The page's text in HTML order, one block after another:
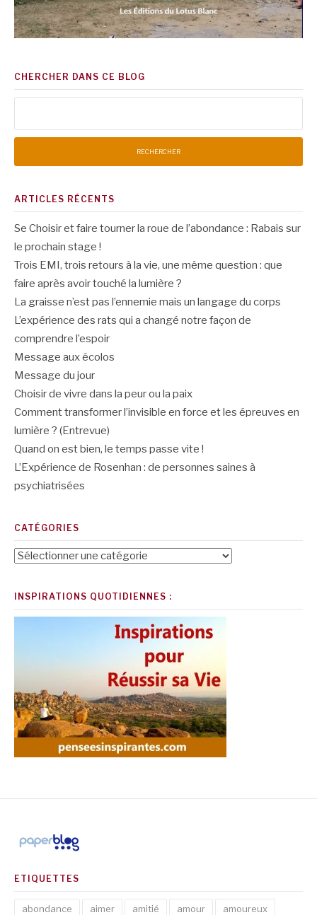
CHERCHER DANS CE BLOG
ARTICLES RÉCENTS
Se Choisir et faire tourner la roue de l’abondance : Rabais sur
le prochain stage !
Trois EMI, trois retours à la vie, une même question : que
faire après avoir touché la lumière ?
La graisse n’est pas l’ennemie mais un langage du corps
L’expérience des rats qui a changé notre façon de
comprendre l’espoir
Message aux écolos
Message du jour
Choisir de vivre dans la peur ou la paix
Comment transformer l’invisible en force et les épreuves en
lumière ? (Entrevue)
Quand on est bien, le temps passe vite !
L’Expérience de Rosenhan : de personnes saines à
psychiatrisées
CATÉGORIES
Catégories
INSPIRATIONS QUOTIDIENNES :
ETIQUETTES
abondance aimer amitié amour amoureux